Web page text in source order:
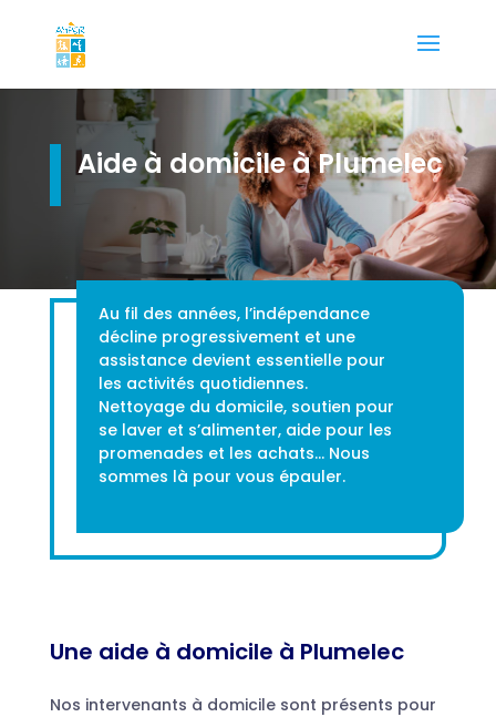
Aide à domicile à Plumelec
Au fil des années, l’indépendance
décline progressivement et une
assistance devient essentielle pour
les activités quotidiennes.
Nettoyage du domicile, soutien pour
se laver et s’alimenter, aide pour les
promenades et les achats… Nous
sommes là pour vous épauler.
Une aide à domicile à Plumelec
Nos intervenants à domicile sont présents pour